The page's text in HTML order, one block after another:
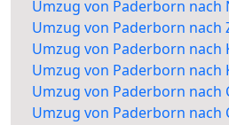
Umzug von Paderborn nach
Umzug von Paderborn nach
Umzug von Paderborn nach
Umzug von Paderborn nach
Umzug von Paderborn nach
Umzug von Paderborn nach